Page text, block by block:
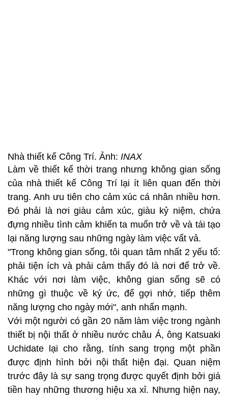
Nhà thiết kế Công Trí. Ảnh: INAX
Làm về thiết kế thời trang nhưng không gian sống
của nhà thiết kế Công Trí lại ít liên quan đến thời
trang. Anh ưu tiên cho cảm xúc cá nhân nhiều hơn.
Đó phải là nơi giàu cảm xúc, giàu kỷ niệm, chứa
đựng nhiều tình cảm khiến ta muốn trở về và tái tạo
lại năng lượng sau những ngày làm việc vất vả.
"Trong không gian sống, tôi quan tâm nhất 2 yếu tố:
phải tiện ích và phải cảm thấy đó là nơi để trở về.
Khác với nơi làm việc, không gian sống sẽ có
những gì thuộc về ký ức, để gợi nhớ, tiếp thêm
năng lượng cho ngày mới", anh nhấn mạnh.
Với một người có gần 20 năm làm việc trong ngành
thiết bị nội thất ở nhiều nước châu Á, ông Katsuaki
Uchidate lại cho rằng, tính sang trọng một phần
được định hình bởi nội thất hiện đại. Quan niệm
trước đây là sự sang trọng được quyết định bởi giá
tiền hay những thương hiệu xa xỉ. Nhưng hiện nay,